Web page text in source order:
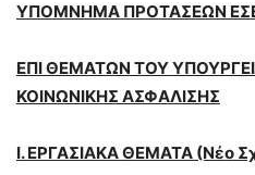
ΥΠΟΜΝΗΜΑ ΠΡΟΤΑΣΕΩΝ
ΕΠΙ ΘΕΜΑΤΩΝ ΤΟΥ
ΚΟΙΝΩΝΙΚΗΣ ΑΣΦΑΛΙΣΗΣ
Ι. ΕΡΓΑΣΙΑΚΑ ΘΕΜΑΤΑ (Νέο